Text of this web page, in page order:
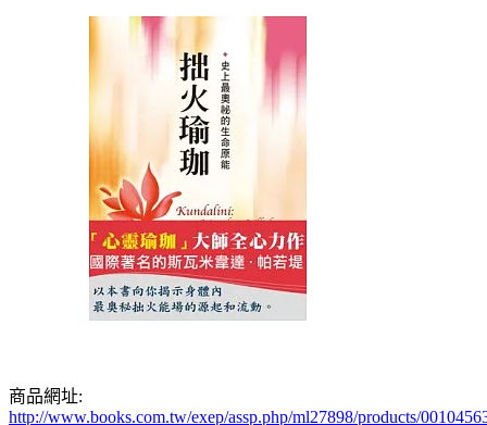
商品網址:
http://www.books.com.tw/exep/assp.php/ml27898/products/